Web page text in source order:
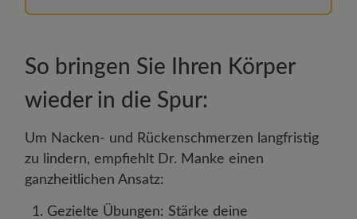
So bringen Sie Ihren Körper
wieder in die Spur:
Um Nacken- und Rückenschmerzen langfristig
zu lindern, empfiehlt Dr. Manke einen
ganzheitlichen Ansatz:
Gezielte Übungen: Stärke deine